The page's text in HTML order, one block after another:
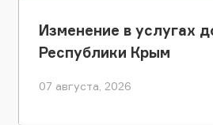
Изменение в услугах
Республики Крым
07 августа, 2026